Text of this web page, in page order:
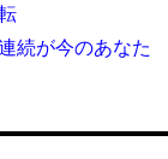
続が今のあなた